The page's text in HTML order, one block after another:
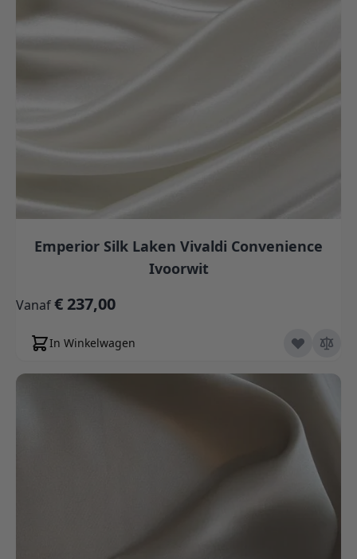
Emperior Silk Laken Vivaldi Convenience
Ivoorwit
Vanaf€ 237,00
In Winkelwagen